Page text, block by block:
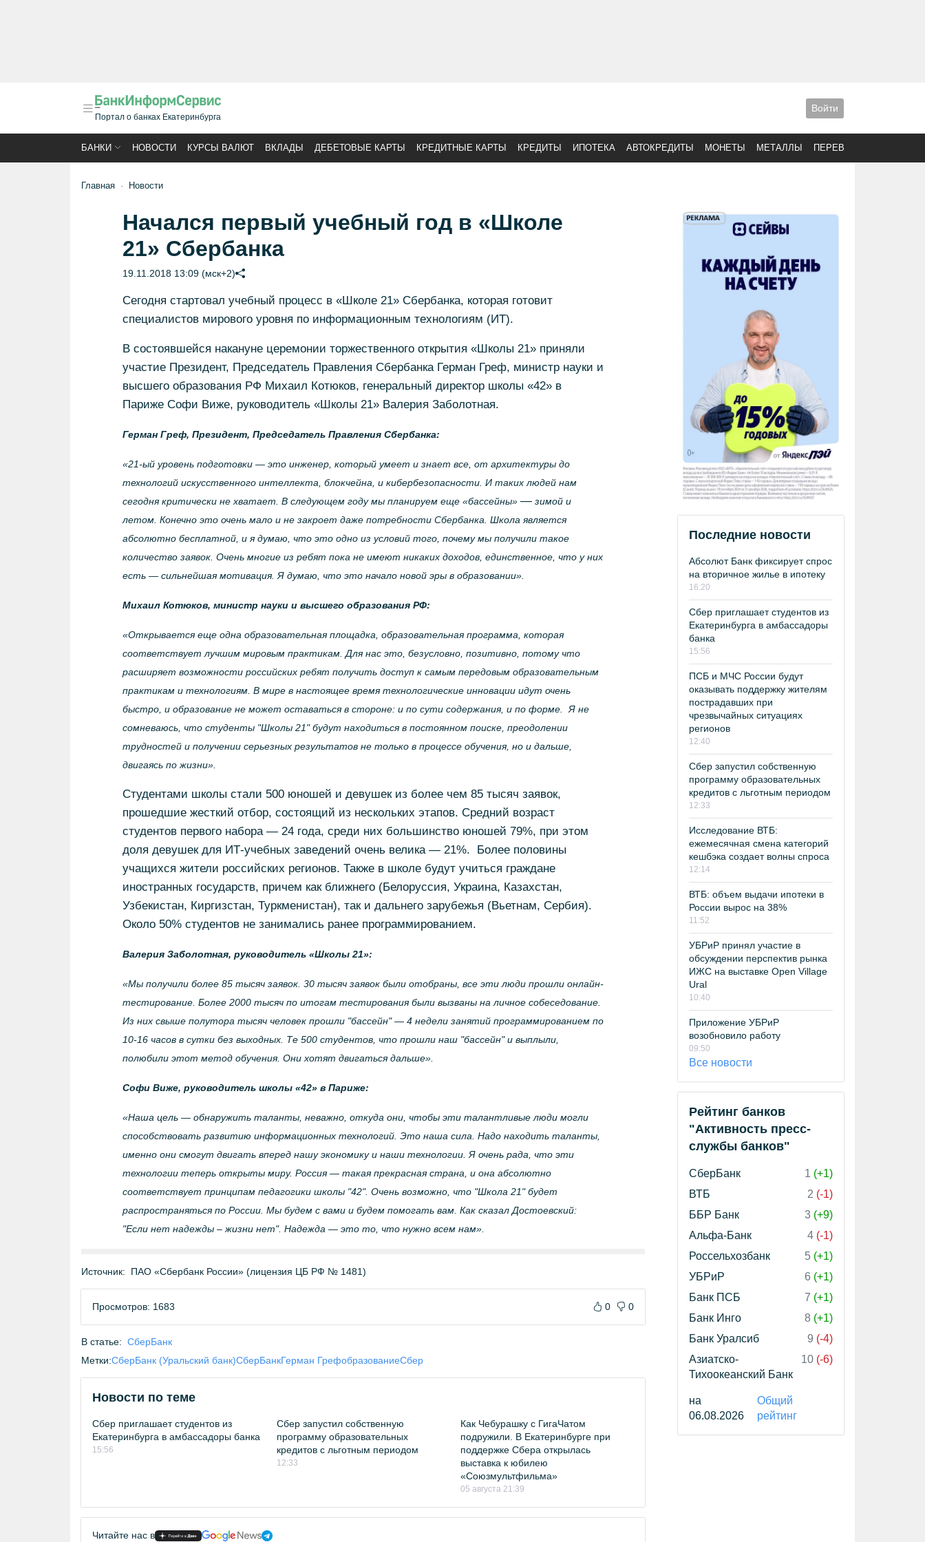
Портал о банках Екатеринбурга
Войти
БАНКИ НОВОСТИ КУРСЫ ВАЛЮТ ВКЛАДЫ ДЕБЕТОВЫЕ КАРТЫ КРЕДИТНЫЕ КАРТЫ КРЕДИТЫ ИПОТЕКА АВТОКРЕДИТЫ МОНЕТЫ МЕТАЛЛЫ ПЕРЕВОДЫ
Главная Новости
Начался первый учебный год в «Школе
21» Сбербанка
19.11.2018 13:09 (мск+2)
Сегодня стартовал учебный процесс в «Школе 21» Сбербанка, которая готовит
специалистов мирового уровня по информационным технологиям (ИТ).
В состоявшейся накануне церемонии торжественного открытия «Школы 21» приняли
участие Президент, Председатель Правления Сбербанка Герман Греф, министр науки и
высшего образования РФ Михаил Котюков, генеральный директор школы «42» в
Париже Софи Виже, руководитель «Школы 21» Валерия Заболотная.
Герман Греф, Президент, Председатель Правления Сбербанка:
«21-ый уровень подготовки — это инженер, который умеет и знает все, от архитектуры до
технологий искусственного интеллекта, блокчейна, и кибербезопасности. И таких людей нам
сегодня критически не хватает. В следующем году мы планируем еще «бассейны» —зимой и
летом. Конечно это очень мало и не закроет даже потребности Сбербанка. Школа является
абсолютно бесплатной, и я думаю, что это одно из условий того, почему мы получили такое
количество заявок. Очень многие из ребят пока не имеют никаких доходов, единственное, что у них
есть — сильнейшая мотивация. Я думаю, что это начало новой эры в образовании».
Михаил Котюков, министр науки и высшего образования РФ:
«Открывается еще одна образовательная площадка, образовательная программа, которая
соответствует лучшим мировым практикам. Для нас это, безусловно, позитивно, потому что
расширяет возможности российских ребят получить доступ к самым передовым образовательным
практикам и технологиям. В мире в настоящее время технологические инновации идут очень
быстро, и образование не может оставаться в стороне: и по сути содержания, и по форме. Я не
сомневаюсь, что студенты "Школы 21" будут находиться в постоянном поиске, преодолении
трудностей и получении серьезных результатов не только в процессе обучения, но и дальше,
двигаясь по жизни».
Студентами школы стали 500 юношей и девушек из более чем 85 тысяч заявок,
прошедшие жесткий отбор, состоящий из нескольких этапов. Средний возраст
студентов первого набора — 24 года, среди них большинство юношей 79%, при этом
доля девушек для ИТ-учебных заведений очень велика — 21%. Более половины
учащихся жители российских регионов. Также в школе будут учиться граждане
иностранных государств, причем как ближнего (Белоруссия, Украина, Казахстан,
Узбекистан, Киргизстан, Туркменистан), так и дальнего зарубежья (Вьетнам, Сербия).
Около 50% студентов не занимались ранее программированием.
Валерия Заболотная, руководитель «Школы 21»:
«Мы получили более 85 тысяч заявок. 30 тысяч заявок были отобраны, все эти люди прошли онлайн-
тестирование. Более 2000 тысяч по итогам тестирования были вызваны на личное собеседование.
Из них свыше полутора тысяч человек прошли "бассейн" — 4 недели занятий программированием по
10-16 часов в сутки без выходных. Те 500 студентов, что прошли наш "бассейн" и выплыли,
полюбили этот метод обучения. Они хотят двигаться дальше».
Софи Виже, руководитель школы «42» в Париже:
«Наша цель — обнаружить таланты, неважно, откуда они, чтобы эти талантливые люди могли
способствовать развитию информационных технологий. Это наша сила. Надо находить таланты,
именно они смогут двигать вперед нашу экономику и наши технологии. Я очень рада, что эти
технологии теперь открыты миру. Россия — такая прекрасная страна, и она абсолютно
соответствует принципам педагогики школы "42". Очень возможно, что "Школа 21" будет
распространяться по России. Мы будем с вами и будем помогать вам. Как сказал Достоевский:
"Если нет надежды – жизни нет". Надежда — это то, что нужно всем нам».
Источник: ПАО «Сбербанк России» (лицензия ЦБ РФ № 1481)
Просмотров: 1683 0 0
В статье: СберБанк
Метки:СберБанк (Уральский банк)СберБанкГерман ГрефобразованиеСбер
Новости по теме
Сбер приглашает студентов из
Екатеринбурга в амбассадоры банка
15:56
Сбер запустил собственную
программу образовательных
кредитов с льготным периодом
12:33
Как Чебурашку с ГигаЧатом
подружили. В Екатеринбурге при
поддержке Сбера открылась
выставка к юбилею
«Союзмультфильма»
05 августа 21:39
Читайте нас в
Последние новости
Абсолют Банк фиксирует спрос
на вторичное жилье в ипотеку
16:20
Сбер приглашает студентов из
Екатеринбурга в амбассадоры
банка
15:56
ПСБ и МЧС России будут
оказывать поддержку жителям
пострадавших при
чрезвычайных ситуациях
регионов
12:40
Сбер запустил собственную
программу образовательных
кредитов с льготным периодом
12:33
Исследование ВТБ:
ежемесячная смена категорий
кешбэка создает волны спроса
12:14
ВТБ: объем выдачи ипотеки в
России вырос на 38%
11:52
УБРиР принял участие в
обсуждении перспектив рынка
ИЖС на выставке Open Village
Ural
10:40
Приложение УБРиР
возобновило работу
09:50
Все новости
Рейтинг банков
"Активность пресс-
службы банков"
СберБанк 1 (+1)
ВТБ
2 (-1)
ББР Банк
3 (+9)
Альфа-Банк
4 (-1)
Россельхозбанк
5 (+1)
УБРиР
6 (+1)
Банк ПСБ
7 (+1)
Банк Инго
8 (+1)
Банк Уралсиб
9 (-4)
Азиатско-
Тихоокеанский Банк
10 (-6)
на
06.08.2026
Общий
рейтинг